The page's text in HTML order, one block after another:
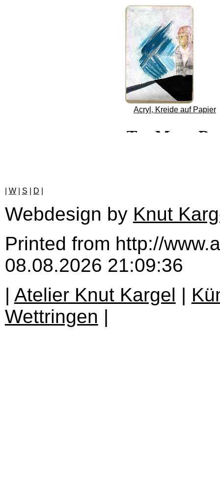
Acryl, Kreide auf Papier
W| S D
Webdesign by Knut
Printed from http://
08.08.2026 21:09:36
| Atelier Knut Kargel |
Wettringen |